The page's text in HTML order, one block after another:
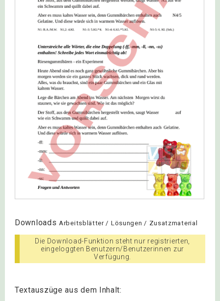
Downloads Arbeitsblätter / Lösungen / Zusatzmaterial
Die Download-Funktion steht nur registrierten,
eingeloggten Benutzern/Benutzerinnen zur
Verfügung.
Textauszüge aus dem Inhalt: